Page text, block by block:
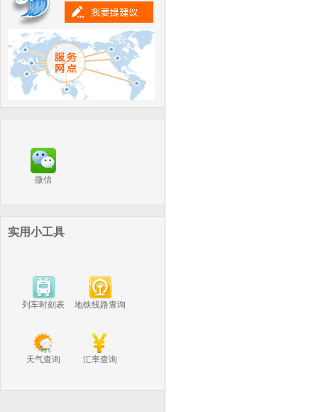
微信
实用小工具
列车时刻表 地铁线路查询
天气查询 汇率查询